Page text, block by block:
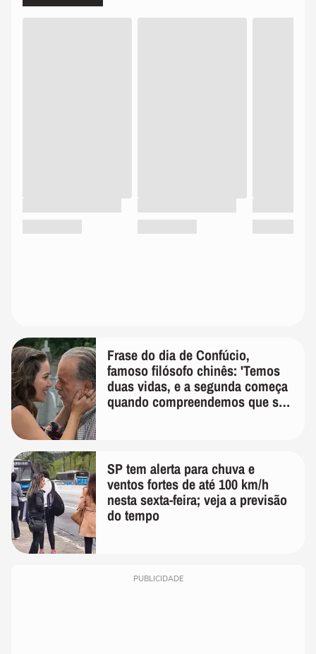
Frase do dia de Confúcio,
famoso filósofo chinês: 'Temos
duas vidas, e a segunda começa
quando compreendemos que só
SP tem alerta para chuva e
ventos fortes de até 100 km/h
nesta sexta-feira; veja a previsão
do tempo
PUBLICIDADE